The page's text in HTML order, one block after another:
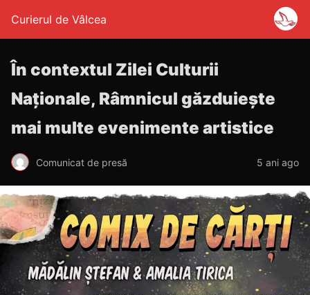
Curierul de Vâlcea
În contextul Zilei Culturii
Naționale, Râmnicul găzduiește
mai multe evenimente artistice
Comunicat de presă 5 ani ago